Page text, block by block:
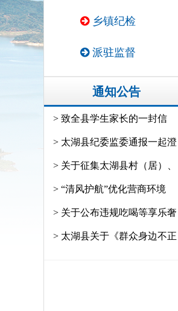
乡镇纪检
派驻监督
通知公告
> 致全县学生家长的一封信
> 太湖县纪委监委通报一起澄
> 关于征集太湖县村（居）、
> “清风护航”优化营商环境
> 关于公布违规吃喝等享乐奢
> 太湖县关于《群众身边不正